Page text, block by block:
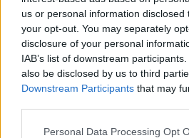
us or personal information
your opt-out. You may separately
disclosure of your personal
IAB’s list of downstream
also be disclosed by us to third
Downstream Participants that may
Personal Data Processing Opt